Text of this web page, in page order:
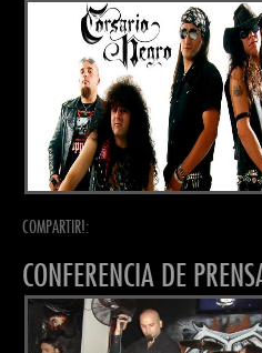
COMPARTIR!:
CONFERENCIA DE